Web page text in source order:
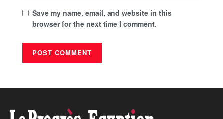
Save my name, email, and website in this
browser for the next time I comment.